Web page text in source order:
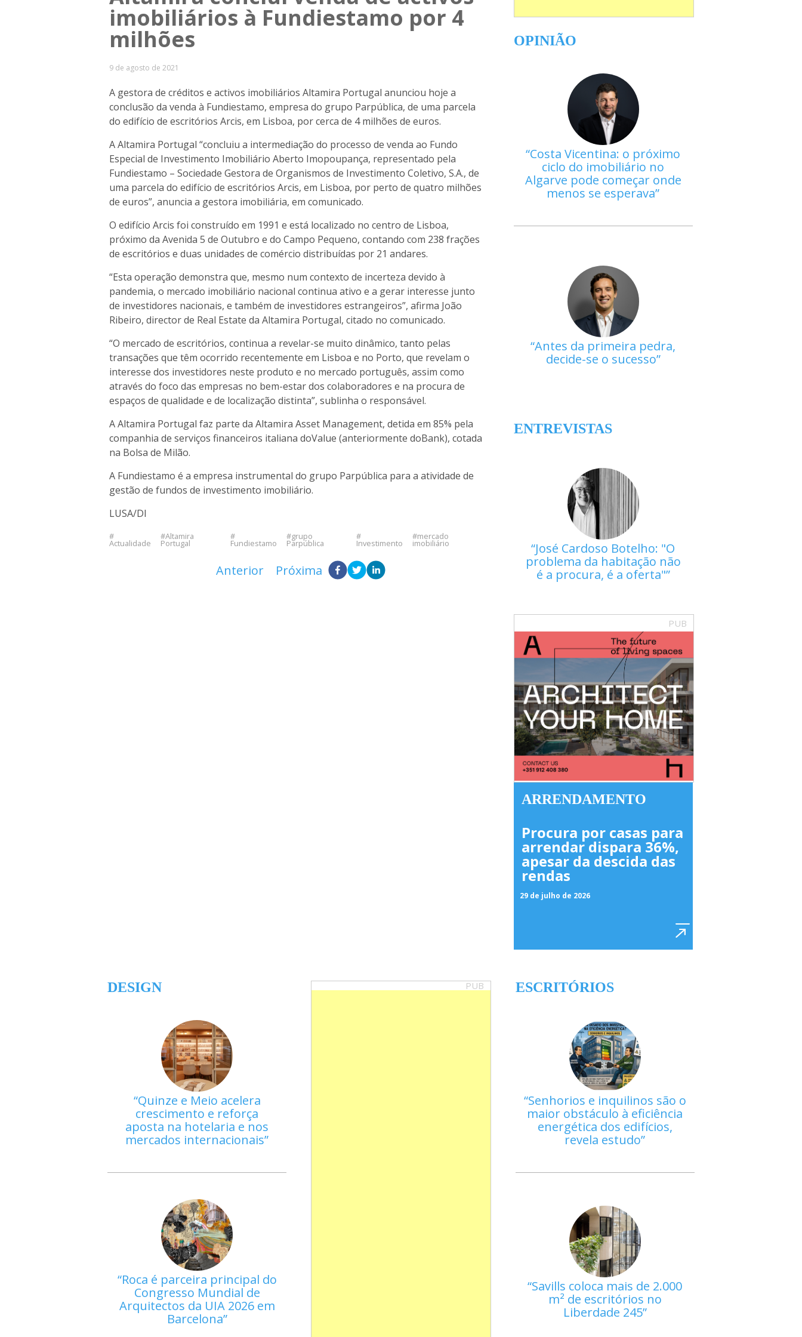
imobiliários à Fundiestamo por 4
milhões
9 de agosto de 2021
A gestora de créditos e activos imobiliários Altamira Portugal anunciou hoje a
conclusão da venda à Fundiestamo, empresa do grupo Parpública, de uma parcela
do edifício de escritórios Arcis, em Lisboa, por cerca de 4 milhões de euros.
A Altamira Portugal “concluiu a intermediação do processo de venda ao Fundo
Especial de Investimento Imobiliário Aberto Imopoupança, representado pela
Fundiestamo – Sociedade Gestora de Organismos de Investimento Coletivo, S.A., de
uma parcela do edifício de escritórios Arcis, em Lisboa, por perto de quatro milhões
de euros”, anuncia a gestora imobiliária, em comunicado.
O edifício Arcis foi construído em 1991 e está localizado no centro de Lisboa,
próximo da Avenida 5 de Outubro e do Campo Pequeno, contando com 238 frações
de escritórios e duas unidades de comércio distribuídas por 21 andares.
“Esta operação demonstra que, mesmo num contexto de incerteza devido à
pandemia, o mercado imobiliário nacional continua ativo e a gerar interesse junto
de investidores nacionais, e também de investidores estrangeiros”, afirma João
Ribeiro, director de Real Estate da Altamira Portugal, citado no comunicado.
“O mercado de escritórios, continua a revelar-se muito dinâmico, tanto pelas
transações que têm ocorrido recentemente em Lisboa e no Porto, que revelam o
interesse dos investidores neste produto e no mercado português, assim como
através do foco das empresas no bem-estar dos colaboradores e na procura de
espaços de qualidade e de localização distinta”, sublinha o responsável.
A Altamira Portugal faz parte da Altamira Asset Management, detida em 85% pela
companhia de serviços financeiros italiana doValue (anteriormente doBank), cotada
na Bolsa de Milão.
A Fundiestamo é a empresa instrumental do grupo Parpública para a atividade de
gestão de fundos de investimento imobiliário.
LUSA/DI
Actualidade
Altamira
Portugal Fundiestamo
grupo
Parpública Investimento
mercado
imobiliário
Anterior Próxima
OPINIÃO
Costa Vicentina: o próximo
ciclo do imobiliário no
Algarve pode começar onde
menos se esperava
Antes da primeira pedra,
decide-se o sucesso
ENTREVISTAS
José Cardoso Botelho: "O
problema da habitação não
é a procura, é a oferta"
PUB
ARRENDAMENTO
Procura por casas para
arrendar dispara 36%,
apesar da descida das
rendas
29 de julho de 2026
DESIGN
Quinze e Meio acelera
crescimento e reforça
aposta na hotelaria e nos
mercados internacionais
Roca é parceira principal do
Congresso Mundial de
Arquitectos da UIA 2026 em
Barcelona
PUB ESCRITÓRIOS
Senhorios e inquilinos são o
maior obstáculo à eficiência
energética dos edifícios,
revela estudo
Savills coloca mais de 2.000
m² de escritórios no
Liberdade 245